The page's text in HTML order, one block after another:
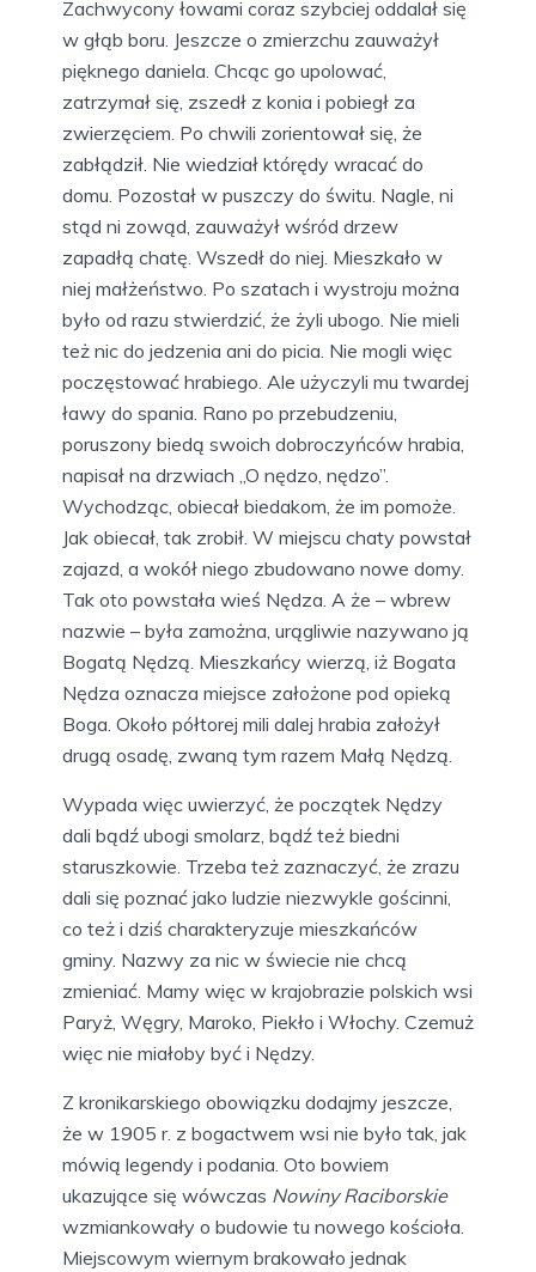
Zachwycony łowami coraz szybciej oddalał się
w głąb boru. Jeszcze o zmierzchu zauważył
pięknego daniela. Chcąc go upolować,
zatrzymał się, zszedł z konia i pobiegł za
zwierzęciem. Po chwili zorientował się, że
zabłądził. Nie wiedział którędy wracać do
domu. Pozostał w puszczy do świtu. Nagle, ni
stąd ni zowąd, zauważył wśród drzew
zapadłą chatę. Wszedł do niej. Mieszkało w
niej małżeństwo. Po szatach i wystroju można
było od razu stwierdzić, że żyli ubogo. Nie mieli
też nic do jedzenia ani do picia. Nie mogli więc
poczęstować hrabiego. Ale użyczyli mu twardej
ławy do spania. Rano po przebudzeniu,
poruszony biedą swoich dobroczyńców hrabia,
napisał na drzwiach „O nędzo, nędzo”.
Wychodząc, obiecał biedakom, że im pomoże.
Jak obiecał, tak zrobił. W miejscu chaty powstał
zajazd, a wokół niego zbudowano nowe domy.
Tak oto powstała wieś Nędza. A że – wbrew
nazwie – była zamożna, urągliwie nazywano ją
Bogatą Nędzą. Mieszkańcy wierzą, iż Bogata
Nędza oznacza miejsce założone pod opieką
Boga. Około półtorej mili dalej hrabia założył
drugą osadę, zwaną tym razem Małą Nędzą.
Wypada więc uwierzyć, że początek Nędzy
dali bądź ubogi smolarz, bądź też biedni
staruszkowie. Trzeba też zaznaczyć, że zrazu
dali się poznać jako ludzie niezwykle gościnni,
co też i dziś charakteryzuje mieszkańców
gminy. Nazwy za nic w świecie nie chcą
zmieniać. Mamy więc w krajobrazie polskich wsi
Paryż, Węgry, Maroko, Piekło i Włochy. Czemuż
więc nie miałoby być i Nędzy.
Z kronikarskiego obowiązku dodajmy jeszcze,
że w 1905 r. z bogactwem wsi nie było tak, jak
mówią legendy i podania. Oto bowiem
ukazujące się wówczas Nowiny Raciborskie
wzmiankowały o budowie tu nowego kościoła.
Miejscowym wiernym brakowało jednak